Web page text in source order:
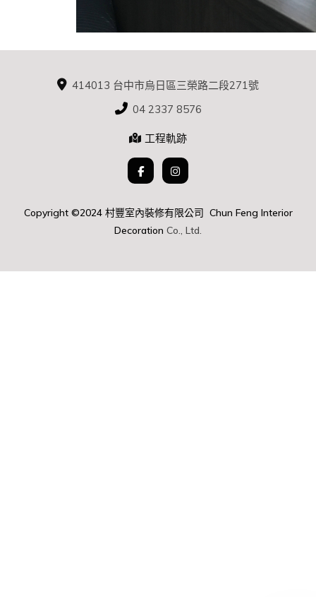
414013 台中市烏日區三榮路二段271號
04 2337 8576
工程軌跡
Copyright ©2024 村豐室內裝修有限公司 Chun Feng Interior
Decoration Co., Ltd.